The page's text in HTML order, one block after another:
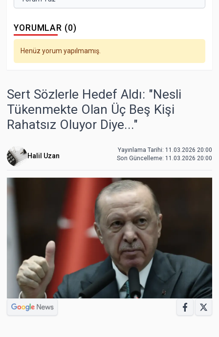
YORUMLAR (0)
Henüz yorum yapılmamış.
Sert Sözlerle Hedef Aldı: "Nesli
Tükenmekte Olan Üç Beş Kişi
Rahatsız Oluyor Diye..."
Halil Uzan
Yayınlama Tarihi: 11.03.2026 20:00
Son Güncelleme: 11.03.2026 20:00